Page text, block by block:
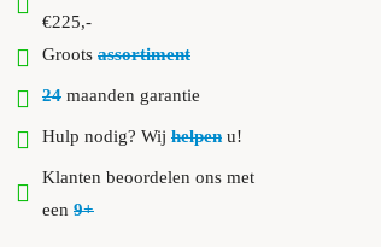
€225,-
Groots assortiment
24 maanden garantie
Hulp nodig? Wij helpen u!
Klanten beoordelen ons met
een 9+